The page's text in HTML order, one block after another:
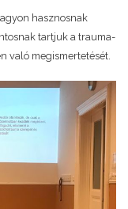
hasznosnak
tartjuk a trauma-
való megismertetését.